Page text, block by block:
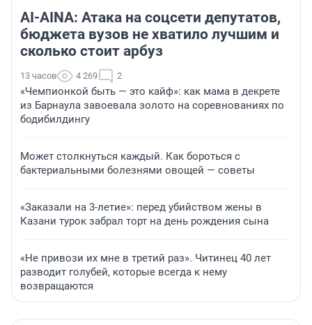
AI-AINA: Атака на соцсети депутатов,
бюджета вузов не хватило лучшим и
сколько стоит арбуз
13 часов 4 269 2
«Чемпионкой быть — это кайф»: как мама в декрете
из Барнаула завоевала золото на соревнованиях по
бодибилдингу
Может столкнуться каждый. Как бороться с
бактериальными болезнями овощей — советы
«Заказали на 3-летие»: перед убийством жены в
Казани турок забрал торт на день рождения сына
«Не привози их мне в третий раз». Читинец 40 лет
разводит голубей, которые всегда к нему
возвращаются